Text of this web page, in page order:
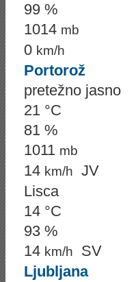
99 %
1014 mb
0 km/h
Portorož
pretežno jasno
21 °C
81 %
1011 mb
14 km/h
JV
Lisca
14 °C
93 %
14 km/h
SV
Ljubljana